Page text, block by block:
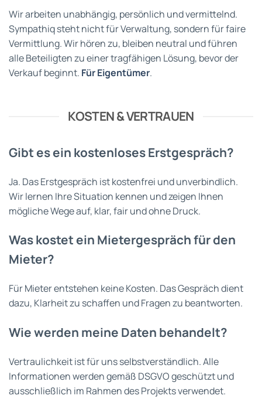
Wir arbeiten unabhängig, persönlich und vermittelnd.
Sympathiq steht nicht für Verwaltung, sondern für faire
Vermittlung. Wir hören zu, bleiben neutral und führen
alle Beteiligten zu einer tragfähigen Lösung, bevor der
Verkauf beginnt. Für Eigentümer.
KOSTEN & VERTRAUEN
Gibt es ein kostenloses Erstgespräch?
Ja. Das Erstgespräch ist kostenfrei und unverbindlich.
Wir lernen Ihre Situation kennen und zeigen Ihnen
mögliche Wege auf, klar, fair und ohne Druck.
Was kostet ein Mietergespräch für den
Mieter?
Für Mieter entstehen keine Kosten. Das Gespräch dient
dazu, Klarheit zu schaffen und Fragen zu beantworten.
Wie werden meine Daten behandelt?
Vertraulichkeit ist für uns selbstverständlich. Alle
Informationen werden gemäß DSGVO geschützt und
ausschließlich im Rahmen des Projekts verwendet.